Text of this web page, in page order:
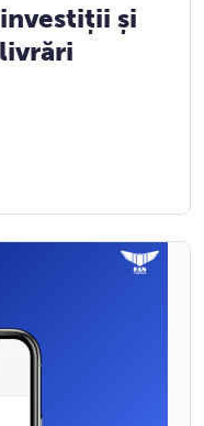
și